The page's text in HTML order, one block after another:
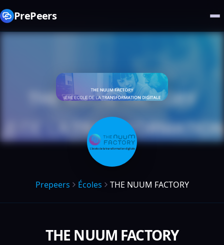
PrePeers
Prepeers Écoles THE NUUM FACTORY
THE NUUM FACTORY